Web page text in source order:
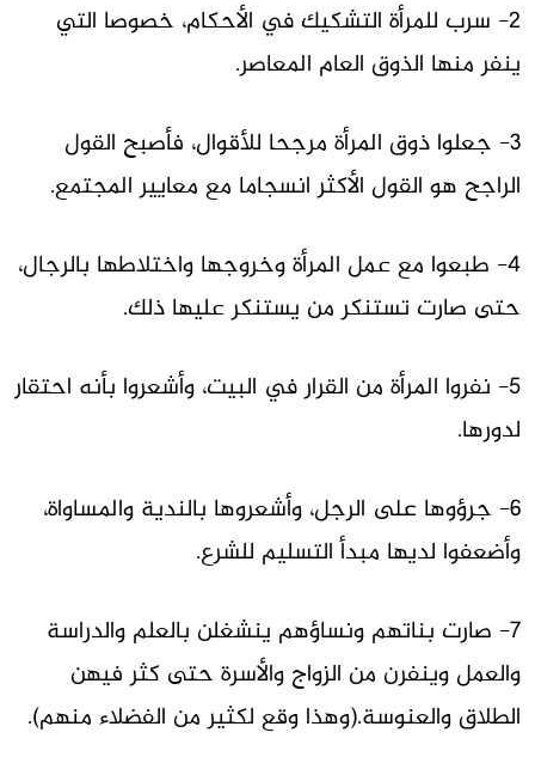
2- سرب للمرأة التشكيك في الأحكام، خصوصا التي
ينفر منها الذوق العام المعاصر.
3- جعلوا ذوق المرأة مرجحا للأقوال، فأصبح القول
الراجح هو القول الأكثر انسجاما مع معايير المجتمع.
4- طبعوا مع عمل المرأة وخروجها واختلاطها بالرجال،
حتى صارت تستنكر من يستنكر عليها ذلك.
5- نفروا المرأة من القرار في البيت، وأشعروا بأنه احتقار
لدورها.
6- جرؤوها على الرجل، وأشعروها بالندية والمساواة،
وأضعفوا لديها مبدأ التسليم للشرع.
7- صارت بناتهم ونساؤهم ينشغلن بالعلم والدراسة
والعمل وينفرن من الزواج والأسرة حتى كثر فيهن
الطلاق والعنوسة.(وهذا وقع لكثير من الفضلاء منهم).